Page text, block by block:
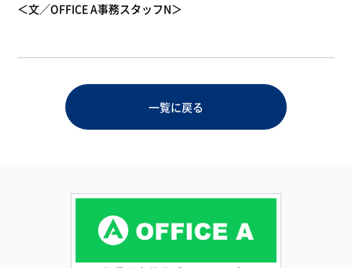
＜文／OFFICE A事務スタッフN＞
一覧に戻る